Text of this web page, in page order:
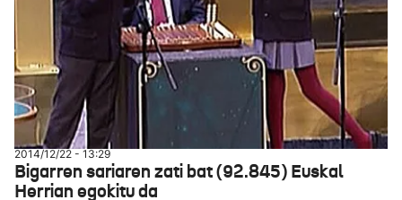
2014/12/22 - 13:29
Bigarren sariaren zati bat (92.845) Euskal
Herrian egokitu da